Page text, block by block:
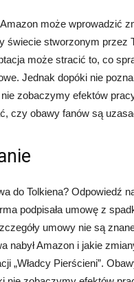
może wprowadzić
świecie stworzonym przez
może stracić to, co
Jednak dopóki nie
zobaczymy efektów
czy obawy fanów są
do Tolkiena? Odpowiedź
podpisała umowę z
umowy nie są
nabył Amazon i jakie
„Władcy Pierścieni”.